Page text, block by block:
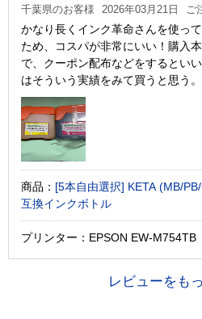
千葉県のお客様 2026年03月21日 ご
かなり長くインク革命さんを使っ
ため、コスパが非常にいい！購入
で、クーポン配布などをするとい
はそういう実績をみて買うと思う。
商品： [5本自由選択] KETA (MB/
互換インクボトル
プリンター：EPSON EW-M754TB
レビューをも